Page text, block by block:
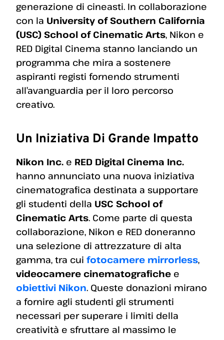
generazione di cineasti. In collaborazione
con la University of Southern California
(USC) School of Cinematic Arts, Nikon e
RED Digital Cinema stanno lanciando un
programma che mira a sostenere
aspiranti registi fornendo strumenti
all’avanguardia per il loro percorso
creativo.
Un Iniziativa Di Grande Impatto
Nikon Inc. e RED Digital Cinema Inc.
hanno annunciato una nuova iniziativa
cinematografica destinata a supportare
gli studenti della USC School of
Cinematic Arts. Come parte di questa
collaborazione, Nikon e RED doneranno
una selezione di attrezzature di alta
gamma, tra cui fotocamere mirrorless,
videocamere cinematografiche e
obiettivi Nikon. Queste donazioni mirano
a fornire agli studenti gli strumenti
necessari per superare i limiti della
creatività e sfruttare al massimo le